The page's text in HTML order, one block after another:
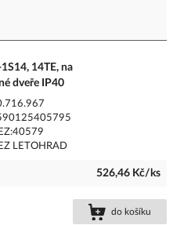
14TE, na
dveře IP40
LETOHRAD
526,46 Kč/ks
do košíku